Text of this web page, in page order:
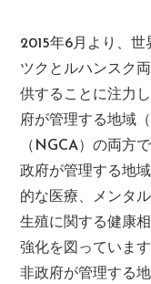
2015年6月より、
ツクとルハンスク
供することに注力
府が管理する地域
（NGCA）の両方
政府が管理する地
的な医療、メンタ
生殖に関する健康
強化を図っています
非政府が管理する